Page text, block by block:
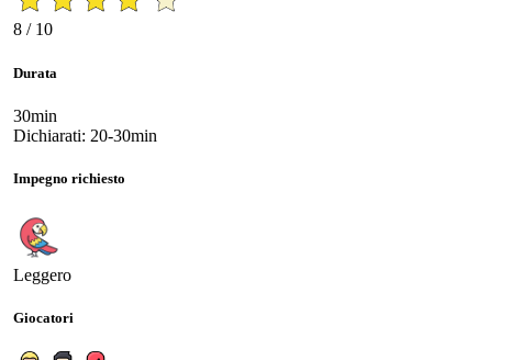
8 / 10
Durata
30min
Dichiarati: 20-30min
Impegno richiesto
Leggero
Giocatori